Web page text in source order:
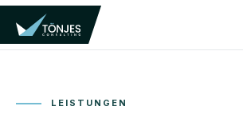
LEISTUNGEN